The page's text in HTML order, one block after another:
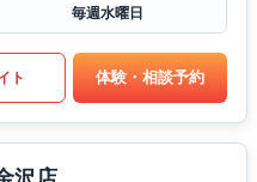
毎週水曜日
ト 体験・相談予約